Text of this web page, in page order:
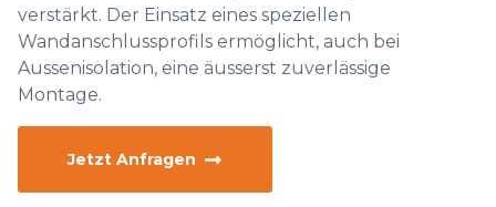
verstärkt. Der Einsatz eines speziellen
Wandanschlussprofils ermöglicht, auch bei
Aussenisolation, eine äusserst zuverlässige
Montage.
Jetzt Anfragen